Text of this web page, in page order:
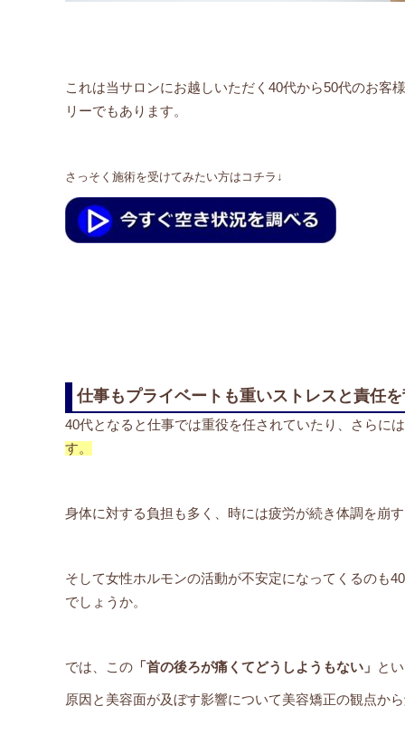
これは当サロンにお越しいただく40代から50代のお客
リーでもあります。
さっそく施術を受けてみたい方はコチラ↓
仕事もプライベートも重いストレスと責任
40代となると仕事では重役を任されていたり、さらに
す。
身体に対する負担も多く、時には疲労が続き体調を崩
そして女性ホルモンの活動が不安定になってくるのも
でしょうか。
では、この 「首の後ろが痛くてどうしようもない」 と
原因と美容面が及ぼす影響について美容矯正の観点か